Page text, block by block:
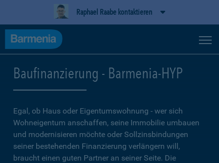
Raphael Raabe kontaktieren
Baufinanzierung - Barmenia-HYP
Egal, ob Haus oder Eigentumswohnung - wer sich
Wohneigentum anschaffen, seine Immobilie umbauen
und modernisieren möchte oder Sollzinsbindungen
seiner bestehenden Finanzierung verlängern will,
braucht einen guten Partner an seiner Seite. Die